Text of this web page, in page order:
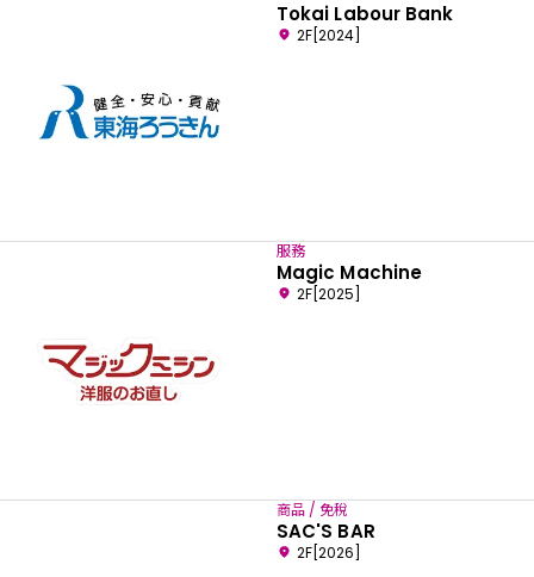
Tokai Labour Bank
2F[2024]
服務
Magic Machine
2F[2025]
商品 / 免稅
SAC'S BAR
2F[2026]